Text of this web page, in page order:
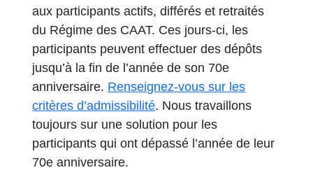
aux participants actifs, différés et retraités
du Régime des CAAT. Ces jours-ci, les
participants peuvent effectuer des dépôts
jusqu’à la fin de l’année de son 70e
anniversaire. Renseignez-vous sur les
critères d’admissibilité. Nous travaillons
toujours sur une solution pour les
participants qui ont dépassé l’année de leur
70e anniversaire.